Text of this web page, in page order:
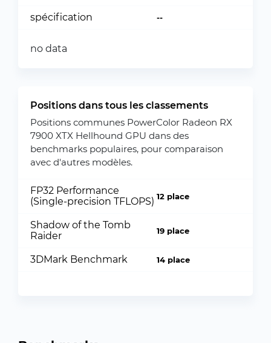
spécification --
no data
Positions dans tous les classements
Positions communes PowerColor Radeon RX
7900 XTX Hellhound GPU dans des
benchmarks populaires, pour comparaison
avec d'autres modèles.
FP32 Performance
(Single-precision TFLOPS) 12 place
Shadow of the Tomb
Raider
19 place
3DMark Benchmark 14 place